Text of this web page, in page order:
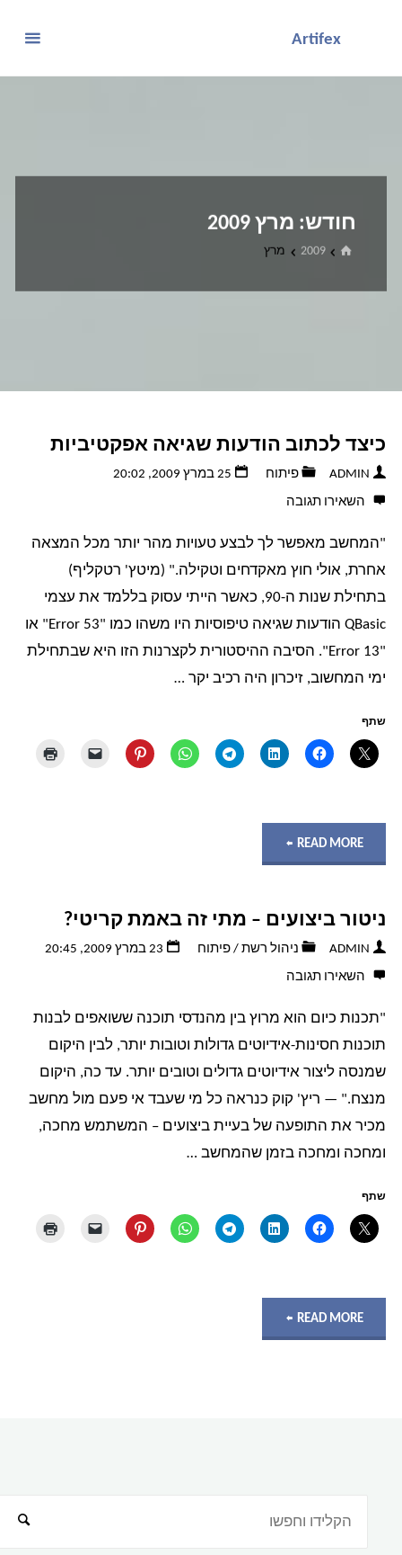
Artifex
חודש: מרץ 2009
בית2009 מרץ
כיצד לכתוב הודעות שגיאה אפקטיביות
ADMIN פיתוח
25 במרץ 2009, 20:02
השאירו תגובה
"המחשב מאפשר לך לבצע טעויות מהר יותר מכל המצאה
אחרת, אולי חוץ מאקדחים וטקילה." (מיטץ' רטקליף)
בתחילת שנות ה-90, כאשר הייתי עסוק בללמד את עצמי
QBasic הודעות שגיאה טיפוסיות היו משהו כמו "Error 53" או
"Error 13". הסיבה ההיסטורית לקצרנות הזו היא שבתחילת
ימי המחשוב, זיכרון היה רכיב יקר …
שתף
READ MORE "כיצד
הודעות
אפקטיביות"
ניטור ביצועים – מתי זה באמת קריטי?
ADMIN ניהול רשת/פיתוח
23 במרץ 2009, 20:45
השאירו תגובה
"תכנות כיום הוא מרוץ בין מהנדסי תוכנה ששואפים לבנות
תוכנות חסינות-אידיוטים גדולות וטובות יותר, לבין היקום
שמנסה ליצור אידיוטים גדולים וטובים יותר. עד כה, היקום
מנצח." — ריץ' קוק כנראה כל מי שעבד אי פעם מול מחשב
מכיר את התופעה של בעיית ביצועים – המשתמש מחכה,
ומחכה ומחכה בזמן שהמחשב …
שתף
READ MORE "ניטור
באמת